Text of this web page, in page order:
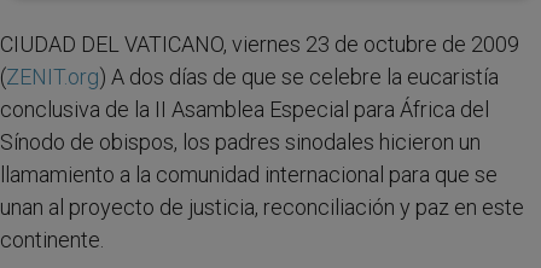
CIUDAD DEL VATICANO, viernes 23 de octubre de 2009
(ZENIT.org) A dos días de que se celebre la eucaristía
conclusiva de la II Asamblea Especial para África del
Sínodo de obispos, los padres sinodales hicieron un
llamamiento a la comunidad internacional para que se
unan al proyecto de justicia, reconciliación y paz en este
continente.